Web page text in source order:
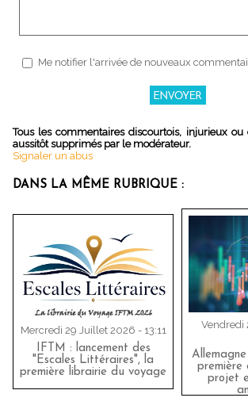
Me notifier l'arrivée de nouveaux
Tous les commentaires discourtois, injurieux ou
aussitôt supprimés par le modérateur.
Signaler un abus
DANS LA MÊME RUBRIQUE :
Mercredi 29 Juillet 2026 - 13:11
IFTM : lancement des
"Escales Littéraires", la
première librairie du voyage
Vendredi
première
projet